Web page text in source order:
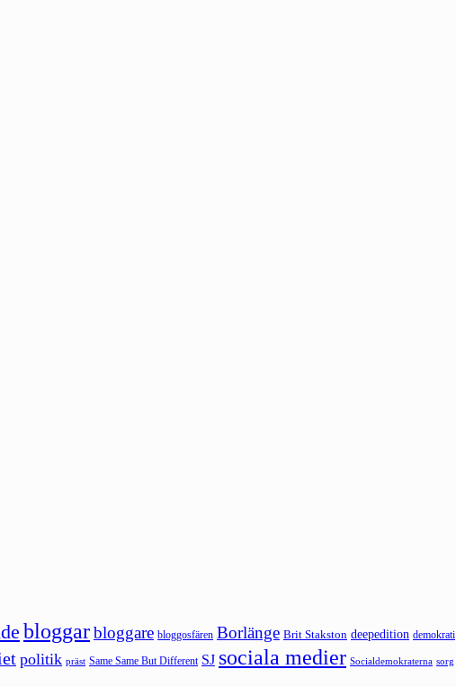
bloggarbloggare bloggosfären Borlänge Brit Stakston deepedition demokrati
politik präst Same Same But Different SJ sociala medier Socialdemokraterna sorg